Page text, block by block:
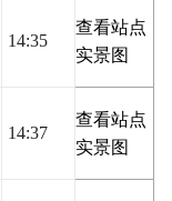
14:35
查看站点
实景图
14:37
查看站点
实景图